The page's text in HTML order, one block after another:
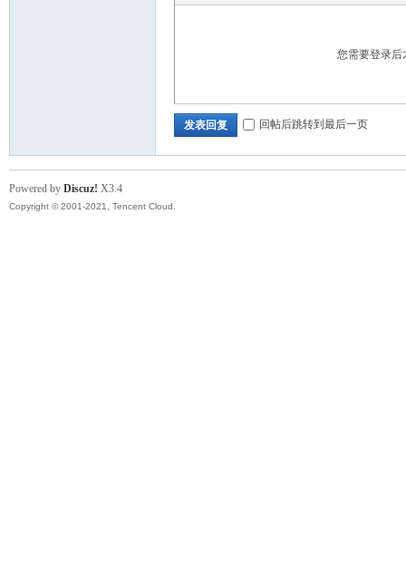
您需要登录
发表回复 回帖后跳转到最后一页
Powered by Discuz! X3.4
Copyright © 2001-2021, Tencent Cloud.